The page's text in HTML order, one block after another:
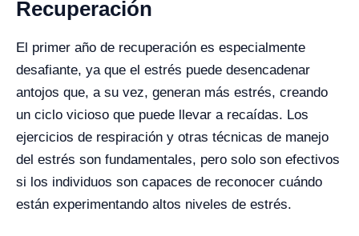
Recuperación
El primer año de recuperación es especialmente
desafiante, ya que el estrés puede desencadenar
antojos que, a su vez, generan más estrés, creando
un ciclo vicioso que puede llevar a recaídas. Los
ejercicios de respiración y otras técnicas de manejo
del estrés son fundamentales, pero solo son efectivos
si los individuos son capaces de reconocer cuándo
están experimentando altos niveles de estrés.